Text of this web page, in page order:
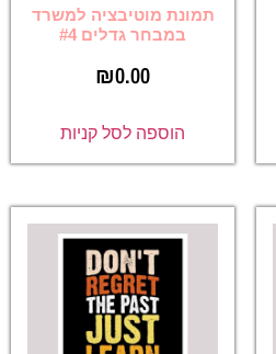
תמונת מוטיבציה למשרד
במבחר גדלים #4
₪0.00
הוספה לסל קניות